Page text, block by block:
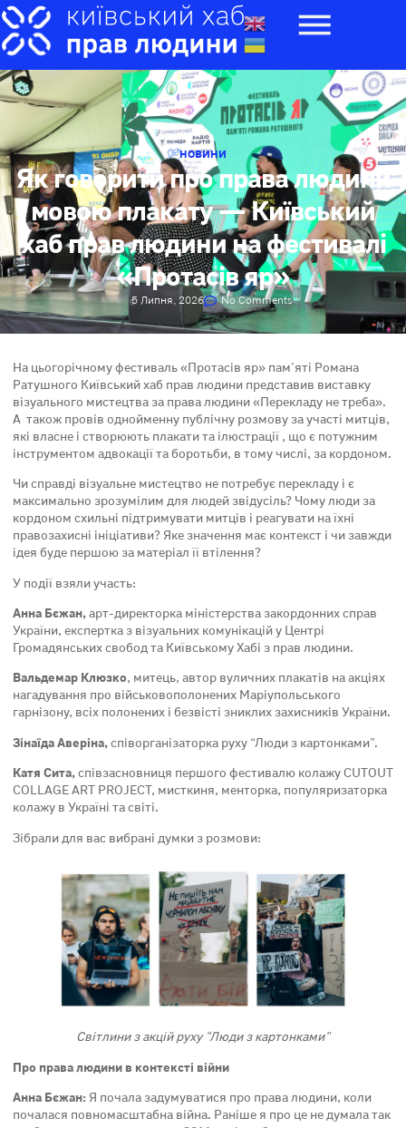
НОВИНИ
Як говорити про права людини
мовою плакату — Київський
хаб прав людини на фестивалі
«Протасів яр»
5 Липня, 2026 No Comments
На цьогорічному фестиваль «Протасів яр» пам’яті Романа
Ратушного Київський хаб прав людини представив виставку
візуального мистецтва за права людини «Перекладу не треба».
А також провів однойменну публічну розмову за участі митців,
які власне і створюють плакати та ілюстрації , що є потужним
інструментом адвокації та боротьби, в тому числі, за кордоном.
Чи справді візуальне мистецтво не потребує перекладу і є
максимально зрозумілим для людей звідусіль? Чому люди за
кордоном схильні підтримувати митців і реагувати на їхні
правозахисні ініціативи? Яке значення має контекст і чи завжди
ідея буде першою за матеріал її втілення?
У події взяли участь:
Анна Бєжан, арт-директорка міністерства закордонних справ
України, експертка з візуальних комунікацій у Центрі
Громадянських свобод та Київському Хабі з прав людини.
Вальдемар Клюзко, митець, автор вуличних плакатів на акціях
нагадування про військовополонених Маріупольського
гарнізону, всіх полонених і безвісті зниклих захисників України.
Зінаїда Аверіна, співорганізаторка руху “Люди з картонками”.
Катя Сита, співзасновниця першого фестивалю колажу CUTOUT
COLLAGE ART PROJECT, мисткиня, менторка, популяризаторка
колажу в Україні та світі.
Зібрали для вас вибрані думки з розмови:
Світлини з акцій руху “Люди з картонками”
Про права людини в контексті війни
Анна Бєжан: Я почала задумуватися про права людини, коли
почалася повномасштабна війна. Раніше я про це не думала так